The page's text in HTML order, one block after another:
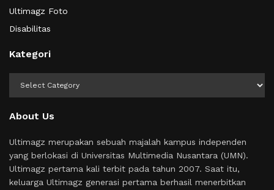
Ultimagz Foto
Disabilitas
Kategori
About Us
Ultimagz merupakan sebuah majalah kampus independen
yang berlokasi di Universitas Multimedia Nusantara (UMN).
Ultimagz pertama kali terbit pada tahun 2007. Saat itu,
keluarga Ultimagz generasi pertama berhasil menerbitkan